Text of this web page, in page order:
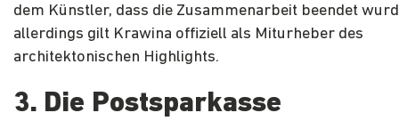
dem Künstler, dass die Zusammenarbeit beendet
allerdings gilt Krawina offiziell als Miturheber des
architektonischen Highlights.
3. Die Postsparkasse